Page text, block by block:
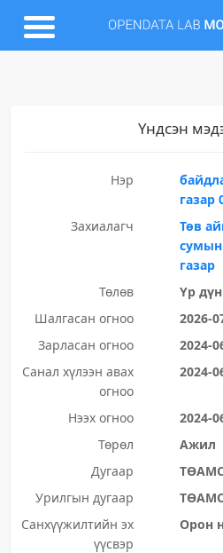
Үндсэн
Нэр
газар
Захиалагч
Төв
сумын
газар
Төлөв
Үр
Шалгасан огноо
2026-
Зарласан огноо
2024-
Санал хүлээн авах
огноо
2024-
Нээх огноо
2024-
Төрөл
Ажил
Дугаар
Урилгын дугаар
Санхүүжилтийн эх
үүсвэр
Орон